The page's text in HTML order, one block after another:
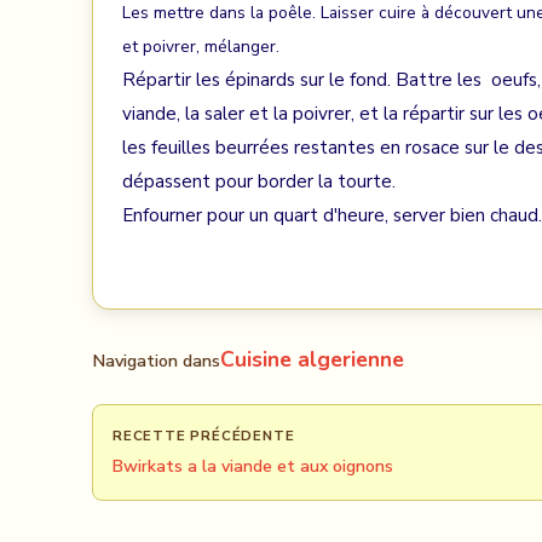
Les mettre dans la poêle. Laisser cuire à découvert
et poivrer, mélanger.
Répartir les épinards sur le fond. Battre les
viande, la saler et la poivrer, et la répartir sur les
les feuilles beurrées restantes en rosace sur le
dépassent pour border la tourte.
Enfourner pour un quart d'heure, server bien chaud.
Navigation dansCuisine algerienne
RECETTE PRÉCÉDENTE
Bwirkats a la viande et aux oignons